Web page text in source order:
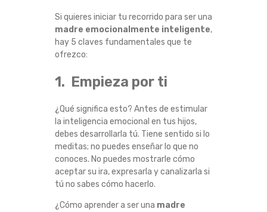
Si quieres iniciar tu recorrido para ser una
madre emocionalmente inteligente,
hay 5 claves fundamentales que te
ofrezco:
1. Empieza por ti
¿Qué significa esto? Antes de estimular
la inteligencia emocional en tus hijos,
debes desarrollarla tú. Tiene sentido si lo
meditas; no puedes enseñar lo que no
conoces. No puedes mostrarle cómo
aceptar su ira, expresarla y canalizarla si
tú no sabes cómo hacerlo.
¿Cómo aprender a ser una madre